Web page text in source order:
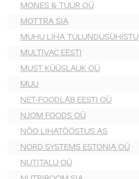
MONES & TUUR OÜ
MOTTRA SIA
MUHU LIHA TULUNDUSÜHISTU
MULTIVAC EESTI
MUST KÜÜSLAUK OÜ
MUU
NET-FOODLAB EESTI OÜ
NJOM FOODS OÜ
NÕO LIHATÖÖSTUS AS
NORD SYSTEMS ESTONIA OÜ
NUTITALU OÜ